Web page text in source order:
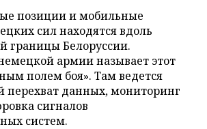
позиции и мобильные
сил находятся вдоль
границы Белоруссии.
армии называет этот
полем боя». Там ведется
перехват данных, мониторинг
сигналов
систем.